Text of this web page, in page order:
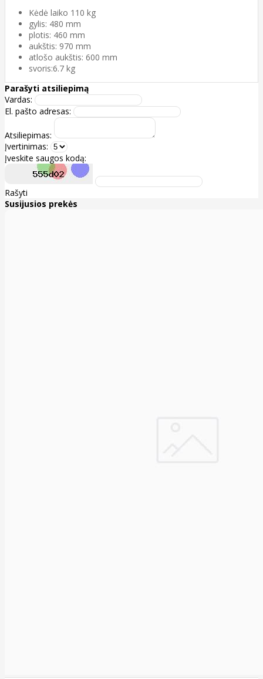
Kėdė laiko 110 kg
gylis: 480 mm
plotis: 460 mm
aukštis: 970 mm
atlošo aukštis: 600 mm
svoris:6.7 kg
Parašyti atsiliepimą
Vardas:
El. pašto adresas:
Atsiliepimas:
Įvertinimas:
Įveskite saugos kodą:
Rašyti
Susijusios prekės